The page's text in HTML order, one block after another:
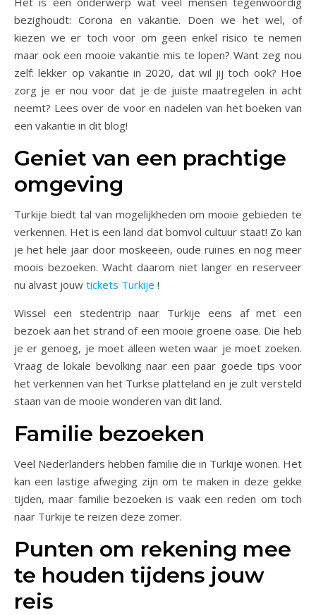
bezighoudt: Corona en vakantie. Doen we het wel, of
kiezen we er toch voor om geen enkel risico te nemen
maar ook een mooie vakantie mis te lopen? Want zeg nou
zelf: lekker op vakantie in 2020, dat wil jij toch ook? Hoe
zorg je er nou voor dat je de juiste maatregelen in acht
neemt? Lees over de voor en nadelen van het boeken van
een vakantie in dit blog!
Geniet van een prachtige
omgeving
Turkije biedt tal van mogelijkheden om mooie gebieden te
verkennen. Het is een land dat bomvol cultuur staat! Zo kan
je het hele jaar door moskeeën, oude ruïnes en nog meer
moois bezoeken. Wacht daarom niet langer en reserveer
nu alvast jouw tickets Turkije !
Wissel een stedentrip naar Turkije eens af met een
bezoek aan het strand of een mooie groene oase. Die heb
je er genoeg, je moet alleen weten waar je moet zoeken.
Vraag de lokale bevolking naar een paar goede tips voor
het verkennen van het Turkse platteland en je zult versteld
staan van de mooie wonderen van dit land.
Familie bezoeken
Veel Nederlanders hebben familie die in Turkije wonen. Het
kan een lastige afweging zijn om te maken in deze gekke
tijden, maar familie bezoeken is vaak een reden om toch
naar Turkije te reizen deze zomer.
Punten om rekening mee
te houden tijdens jouw
reis